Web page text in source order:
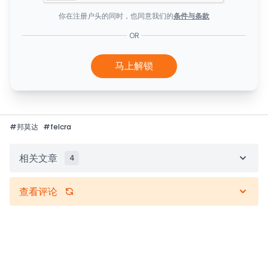
你在注册户头的同时，也同意我们的条件与条款
OR
马上解锁
#邦莫达 #felcra
相关文章 4
查看评论